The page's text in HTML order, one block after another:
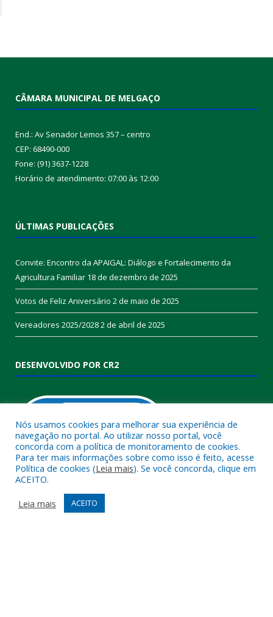
CÂMARA MUNICIPAL DE MELGAÇO
End.: Av Senador Lemos 357 – centro
CEP: 68490-000
Fone: (91) 3637-1228
Horário de atendimento: 07:00 às 12:00
ÚLTIMAS PUBLICAÇÕES
Convite: Encontro da APAIGAL: Diálogo e Fortalecimento da
Agricultura Familiar 18 de dezembro de 2025
Votos de Feliz Aniversário 2 de maio de 2025
Vereadores 2025/20282 de abril de 2025
DESENVOLVIDO POR CR2
Muito mais que
Realizamos umaassessoria
contrato que todas as exigências das
Nós usamos cookies para melhorar sua experiência de
navegação no portal. Ao utilizar nosso portal, você
concorda com a política de monitoramento de cookies.
Para ter mais informações sobre como isso é feito, acesse
Política de cookies (Leia mais). Se você concorda, clique em
ACEITO.
Leia mais
ACEITO